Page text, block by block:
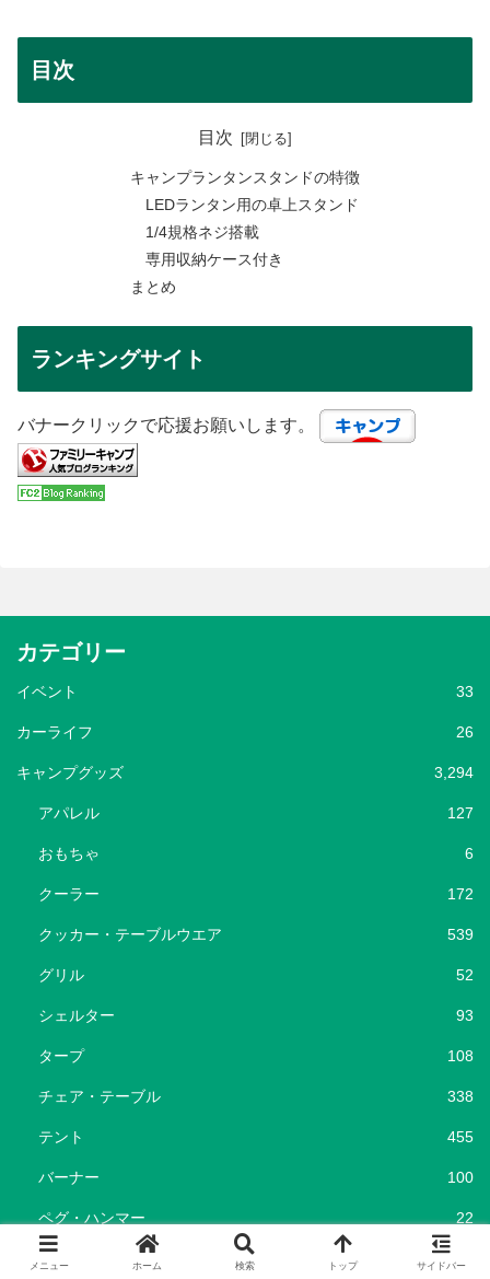
目次
目次
キャンプランタンスタンドの特徴
LEDランタン用の卓上スタンド
1/4規格ネジ搭載
専用収納ケース付き
まとめ
ランキングサイト
バナークリックで応援お願いします。
カテゴリー
イベント 33
カーライフ 26
キャンプグッズ 3,294
アパレル 127
おもちゃ 6
クーラー 172
クッカー・テーブルウエア 539
グリル 52
シェルター 93
タープ 108
チェア・テーブル 338
テント 455
バーナー 100
ペグ・ハンマー 22
ポータブル電源
メニュー ホーム 検索 トップ サイドバー